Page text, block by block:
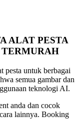
ALAT PESTA
pesta untuk berbagai
semua gambar dan
teknologi AI.
anda dan cocok
lainnya. Booking